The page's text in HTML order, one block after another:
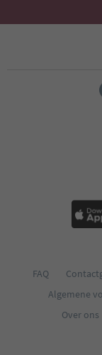
FAQ
Algemene
Over ons